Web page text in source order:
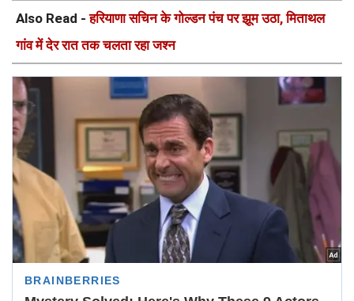
Also Read -हरियाणा सचिन के गोल्डन पंच पर झूम उठा, मिताथल
गांव में देर रात तक चलता रहा जश्न